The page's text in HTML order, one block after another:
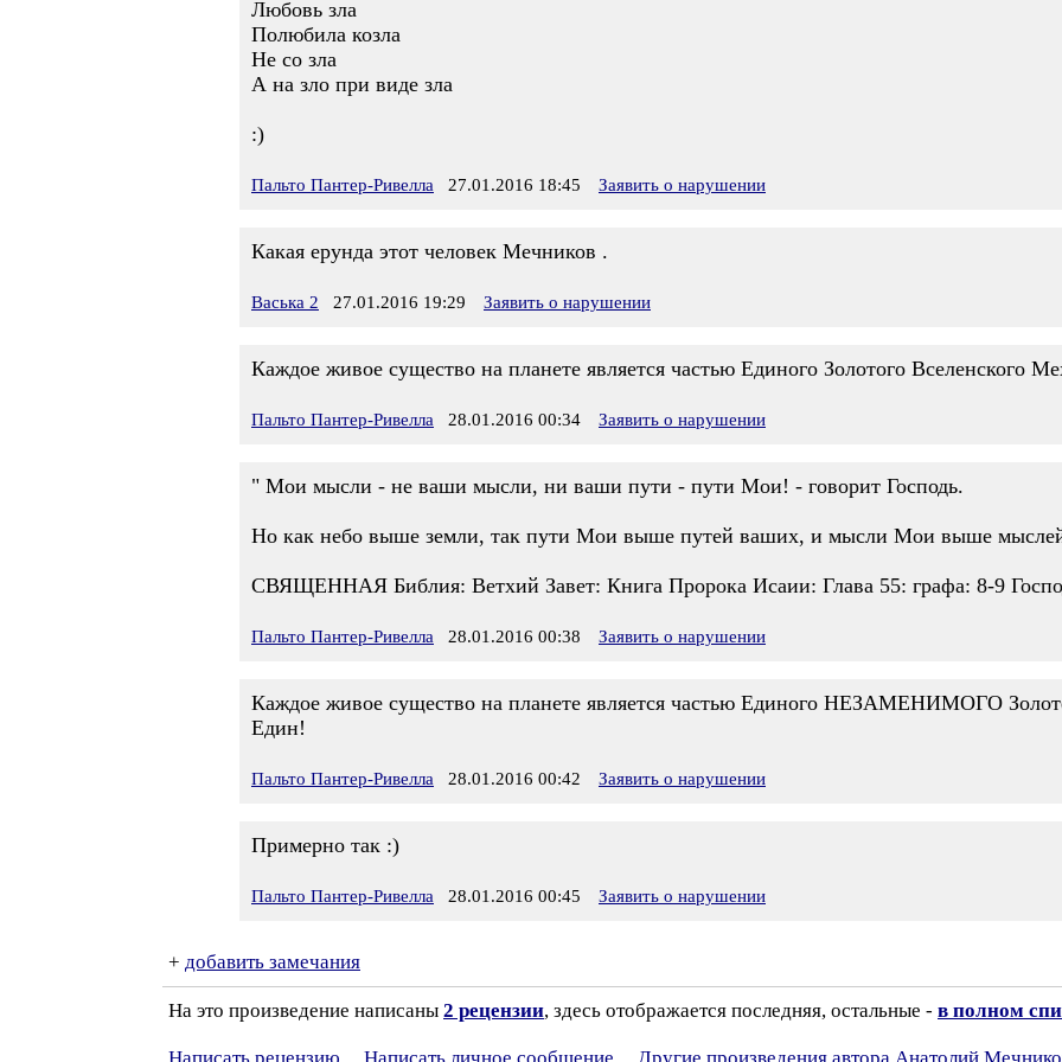
Любовь зла
Полюбила козла
Не со зла
А на зло при виде зла
:)
Пальто Пантер-Ривелла 27.01.2016 18:45 Заявить о нарушении
Какая ерунда этот человек Мечников .
Васька 2 27.01.2016 19:29 Заявить о нарушении
Каждое живое существо на планете является частью Единого Золотого Вселенского
Пальто Пантер-Ривелла 28.01.2016 00:34 Заявить о нарушении
" Мои мысли - не ваши мысли, ни ваши пути - пути Мои! - говорит Господь.
Но как небо выше земли, так пути Мои выше путей ваших, и мысли Мои выше
СВЯЩЕННАЯ Библия: Ветхий Завет: Книга Пророка Исаии: Глава 55: графа: 8-9
Пальто Пантер-Ривелла 28.01.2016 00:38 Заявить о нарушении
Каждое живое существо на планете является частью Единого НЕЗАМЕНИМОГО
Един!
Пальто Пантер-Ривелла 28.01.2016 00:42 Заявить о нарушении
Примерно так :)
Пальто Пантер-Ривелла 28.01.2016 00:45 Заявить о нарушении
+ добавить замечания
На это произведение написаны 2 рецензии, здесь отображается последняя, остальные - в полном